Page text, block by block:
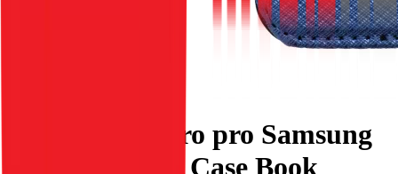
Flipové pouzdro pro Samsung
A36 5G Smart Case Book